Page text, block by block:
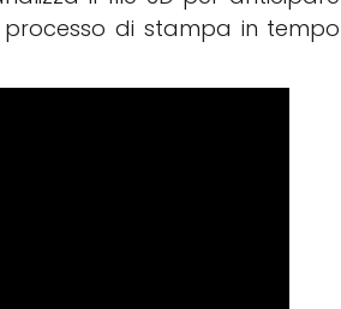
processo di stampa in tempo